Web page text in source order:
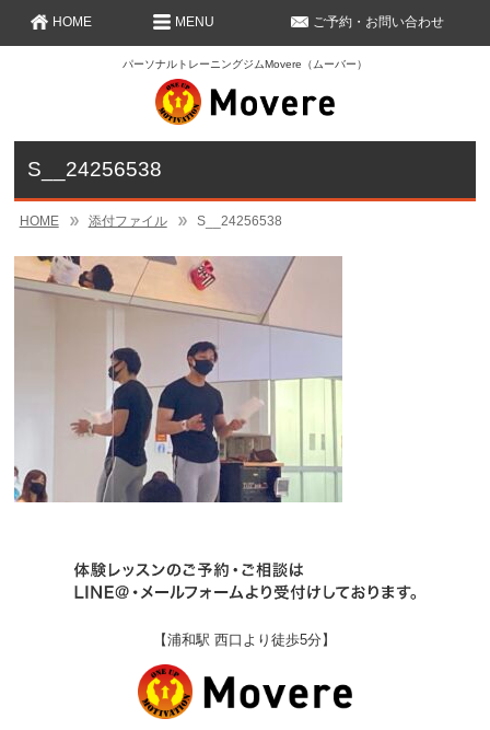
パーソナルトレーニングジムMovere（ムーバー）
HOME ご予約・お問い合わせ
MENU
S__24256538
HOME 添付ファイル S__24256538
【浦和駅 西口より徒歩5分】